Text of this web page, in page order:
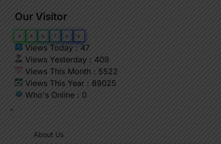
Our Visitor
0 6 6 7 0 6
Views Today : 47
Views Yesterday : 409
Views This Month : 5522
Views This Year : 89025
Who's Online : 0
"
About Us